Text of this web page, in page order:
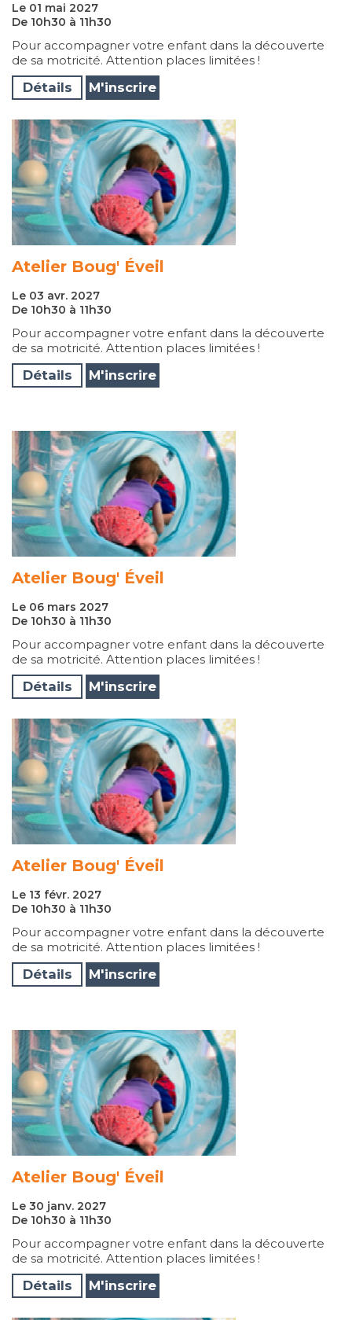
Le 01 mai 2027
De 10h30 à 11h30
Pour accompagner votre enfant dans la découverte
de sa motricité. Attention places limitées !
Détails M'inscrire
Atelier Boug' Éveil
Le 03 avr. 2027
De 10h30 à 11h30
Pour accompagner votre enfant dans la découverte
de sa motricité. Attention places limitées !
Détails M'inscrire
Atelier Boug' Éveil
Le 06 mars 2027
De 10h30 à 11h30
Pour accompagner votre enfant dans la découverte
de sa motricité. Attention places limitées !
Détails M'inscrire
Atelier Boug' Éveil
Le 13 févr. 2027
De 10h30 à 11h30
Pour accompagner votre enfant dans la découverte
de sa motricité. Attention places limitées !
Détails M'inscrire
Atelier Boug' Éveil
Le 30 janv. 2027
De 10h30 à 11h30
Pour accompagner votre enfant dans la découverte
de sa motricité. Attention places limitées !
Détails M'inscrire